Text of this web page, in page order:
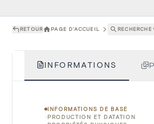
RETOUR PAGE D'ACCUEIL RECHERCHE
INFORMATIONS
INFORMATIONS DE BASE
PRODUCTION ET DATATION